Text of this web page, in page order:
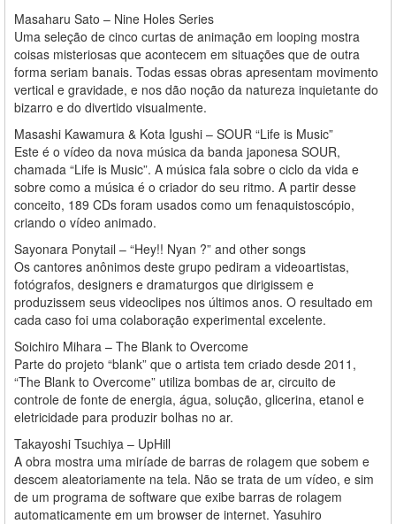
Masaharu Sato – Nine Holes Series
Uma seleção de cinco curtas de animação em looping mostra
coisas misteriosas que acontecem em situações que de outra
forma seriam banais. Todas essas obras apresentam movimento
vertical e gravidade, e nos dão noção da natureza inquietante do
bizarro e do divertido visualmente.
Masashi Kawamura & Kota Igushi – SOUR “Life is Music”
Este é o vídeo da nova música da banda japonesa SOUR,
chamada “Life is Music”. A música fala sobre o ciclo da vida e
sobre como a música é o criador do seu ritmo. A partir desse
conceito, 189 CDs foram usados como um fenaquistoscópio,
criando o vídeo animado.
Sayonara Ponytail – “Hey!! Nyan ?” and other songs
Os cantores anônimos deste grupo pediram a videoartistas,
fotógrafos, designers e dramaturgos que dirigissem e
produzissem seus videoclipes nos últimos anos. O resultado em
cada caso foi uma colaboração experimental excelente.
Soichiro Mihara – The Blank to Overcome
Parte do projeto “blank” que o artista tem criado desde 2011,
“The Blank to Overcome” utiliza bombas de ar, circuito de
controle de fonte de energia, água, solução, glicerina, etanol e
eletricidade para produzir bolhas no ar.
Takayoshi Tsuchiya – UpHill
A obra mostra uma miríade de barras de rolagem que sobem e
descem aleatoriamente na tela. Não se trata de um vídeo, e sim
de um programa de software que exibe barras de rolagem
automaticamente em um browser de internet. Yasuhiro